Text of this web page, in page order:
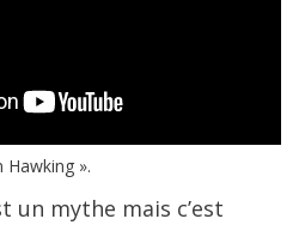
».
un mythe mais c’est